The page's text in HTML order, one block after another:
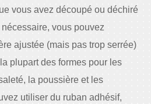
vous avez découpé ou déchiré
vous pouvez
ajustée (mais pas trop serrée)
plupart des formes pour les
la poussière et les
utiliser du ruban adhésif,